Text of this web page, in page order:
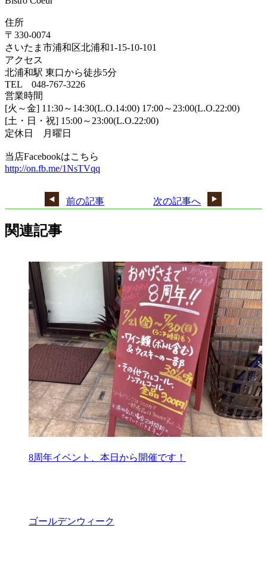
住所
〒330-0074
さいたま市浦和区北浦和1-15-10-101
アクセス
北浦和駅 東口から徒歩5分
TEL 048-767-3226
営業時間
[火～金] 11:30～14:30(L.O.14:00) 17:00～23:00(L.O.22:00)
[土・日・祝] 15:00～23:00(L.O.22:00)
定休日 月曜日
当店Facebookはこちら
http://on.fb.me/1NsTVqq
前の記事 次の記事へ
関連記事
8周年イベント、本日から開催です！
ゴールデンウィーク